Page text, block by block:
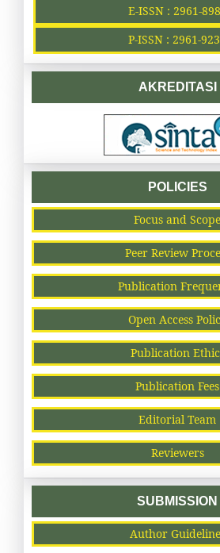
E-ISSN : 2961-
P-ISSN : 2961-
AKREDITASI
POLICIES
Focus and Scope
Peer Review
Publication
Open Access
Publication
Publication Fees
Editorial Team
Reviewers
SUBMISSION
Author